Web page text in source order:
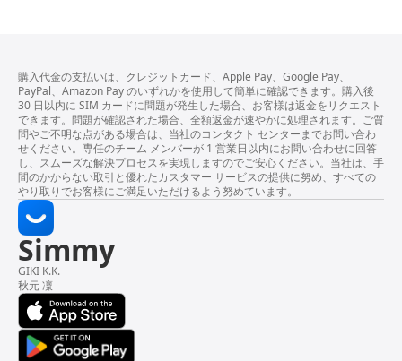
購入代金の支払いは、クレジットカード、Apple Pay、Google Pay、
PayPal、Amazon Pay のいずれかを使用して簡単に確認できます。購入後
30 日以内に SIM カードに問題が発生した場合、お客様は返金をリクエスト
できます。問題が確認された場合、全額返金が速やかに処理されます。ご質
問やご不明な点がある場合は、当社のコンタクト センターまでお問い合わ
せください。専任のチーム メンバーが 1 営業日以内にお問い合わせに回答
し、スムーズな解決プロセスを実現しますのでご安心ください。当社は、手
間のかからない取引と優れたカスタマー サービスの提供に努め、すべての
やり取りでお客様にご満足いただけるよう努めています。
Simmy
GIKI K.K.
秋元 凜